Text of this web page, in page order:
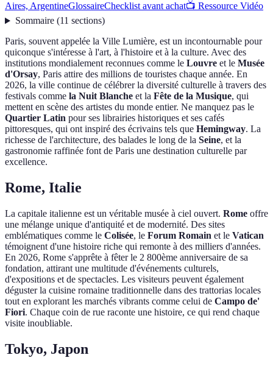
Aires, ArgentineGlossaireChecklist avant achat📺 Ressource Vidéo
Sommaire(11 sections)
Paris, souvent appelée la Ville Lumière, est un incontournable pour
quiconque s'intéresse à l'art, à l'histoire et à la culture. Avec des
institutions mondialement reconnues comme le Louvre et le Musée
d'Orsay, Paris attire des millions de touristes chaque année. En
2026, la ville continue de célébrer la diversité culturelle à travers des
festivals comme la Nuit Blanche et la Fête de la Musique, qui
mettent en scène des artistes du monde entier. Ne manquez pas le
Quartier Latin pour ses librairies historiques et ses cafés
pittoresques, qui ont inspiré des écrivains tels que Hemingway. La
richesse de l'architecture, des balades le long de la Seine, et la
gastronomie raffinée font de Paris une destination culturelle par
excellence.
Rome, Italie
La capitale italienne est un véritable musée à ciel ouvert. Rome offre
une mélange unique d'antiquité et de modernité. Des sites
emblématiques comme le Colisée, le Forum Romain et le Vatican
témoignent d'une histoire riche qui remonte à des milliers d'années.
En 2026, Rome s'apprête à fêter le 2 800ème anniversaire de sa
fondation, attirant une multitude d'événements culturels,
d'expositions et de spectacles. Les visiteurs peuvent également
déguster la cuisine romaine traditionnelle dans des trattorias locales
tout en explorant les marchés vibrants comme celui de Campo de'
Fiori. Chaque coin de rue raconte une histoire, ce qui rend chaque
visite inoubliable.
Tokyo, Japon